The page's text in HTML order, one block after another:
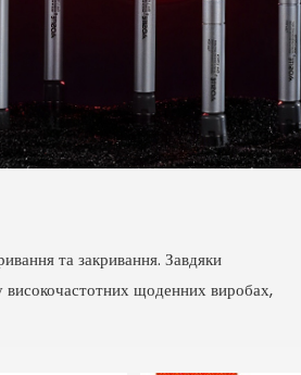
та закривання. Завдяки
високочастотних щоденних виробах,